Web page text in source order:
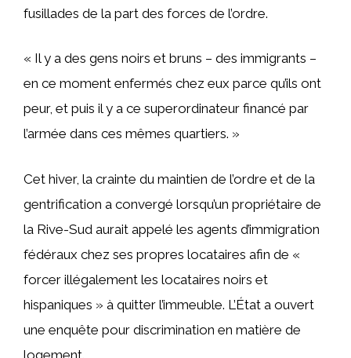
fusillades de la part des forces de l’ordre.
« Il y a des gens noirs et bruns – des immigrants –
en ce moment enfermés chez eux parce qu’ils ont
peur, et puis il y a ce superordinateur financé par
l’armée dans ces mêmes quartiers. »
Cet hiver, la crainte du maintien de l’ordre et de la
gentrification a convergé lorsqu’un propriétaire de
la Rive-Sud aurait appelé les agents d’immigration
fédéraux chez ses propres locataires afin de «
forcer illégalement les locataires noirs et
hispaniques » à quitter l’immeuble. L’État a ouvert
une enquête pour discrimination en matière de
logement.